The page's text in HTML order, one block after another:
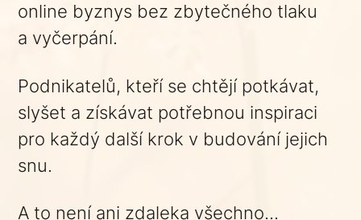
online byznys bez zbytečného tlaku
a vyčerpání.
Podnikatelů, kteří se chtějí potkávat,
slyšet a získávat potřebnou inspiraci
pro každý další krok v budování jejich
snu.
A to není ani zdaleka všechno...